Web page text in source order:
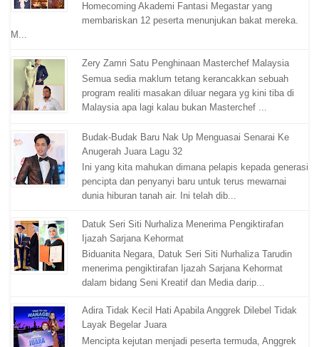
Homecoming Akademi Fantasi Megastar yang
membariskan 12 peserta menunjukan bakat mereka.
M...
Zery Zamri Satu Penghinaan Masterchef Malaysia
Semua sedia maklum tetang kerancakkan sebuah
program realiti masakan diluar negara yg kini tiba di
Malaysia apa lagi kalau bukan Masterchef ...
Budak-Budak Baru Nak Up Menguasai Senarai Ke
Anugerah Juara Lagu 32
Ini yang kita mahukan dimana pelapis kepada generasi
pencipta dan penyanyi baru untuk terus mewarnai
dunia hiburan tanah air. Ini telah dib...
Datuk Seri Siti Nurhaliza Menerima Pengiktirafan
Ijazah Sarjana Kehormat
Biduanita Negara, Datuk Seri Siti Nurhaliza Tarudin
menerima pengiktirafan Ijazah Sarjana Kehormat
dalam bidang Seni Kreatif dan Media darip...
Adira Tidak Kecil Hati Apabila Anggrek Dilebel Tidak
Layak Begelar Juara
Mencipta kejutan menjadi peserta termuda, Anggrek